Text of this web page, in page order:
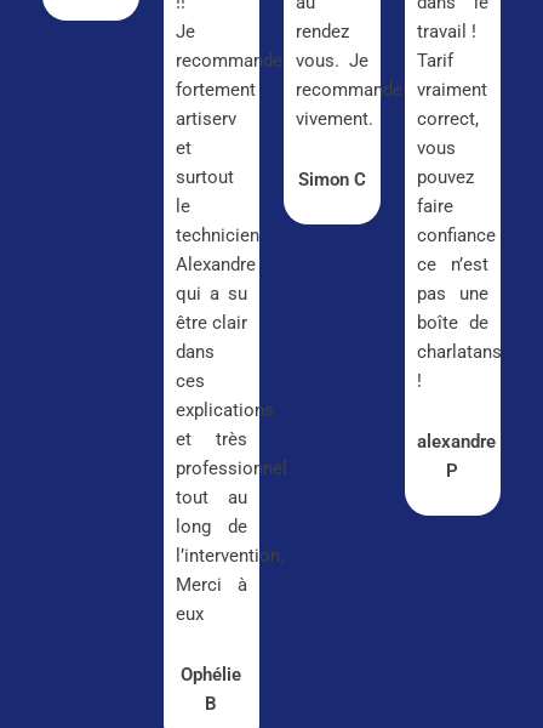
Je
recommande
fortement
artiserv
et
surtout
le
technicien
Alexandre
qui a su
être clair
dans
ces
explications
et très
professionnel
tout au
long de
l’intervention.
Merci à
eux
Ophélie
B
rendez
vous. Je
recommande
vivement.
Simon C
travail !
Tarif
vraiment
correct,
vous
pouvez
faire
confiance
ce n’est
pas une
boîte de
charlatans
!
alexandre
P